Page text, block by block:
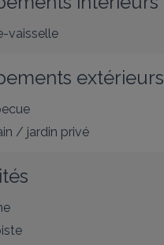
vaisselle
extérieurs
/ jardin privé